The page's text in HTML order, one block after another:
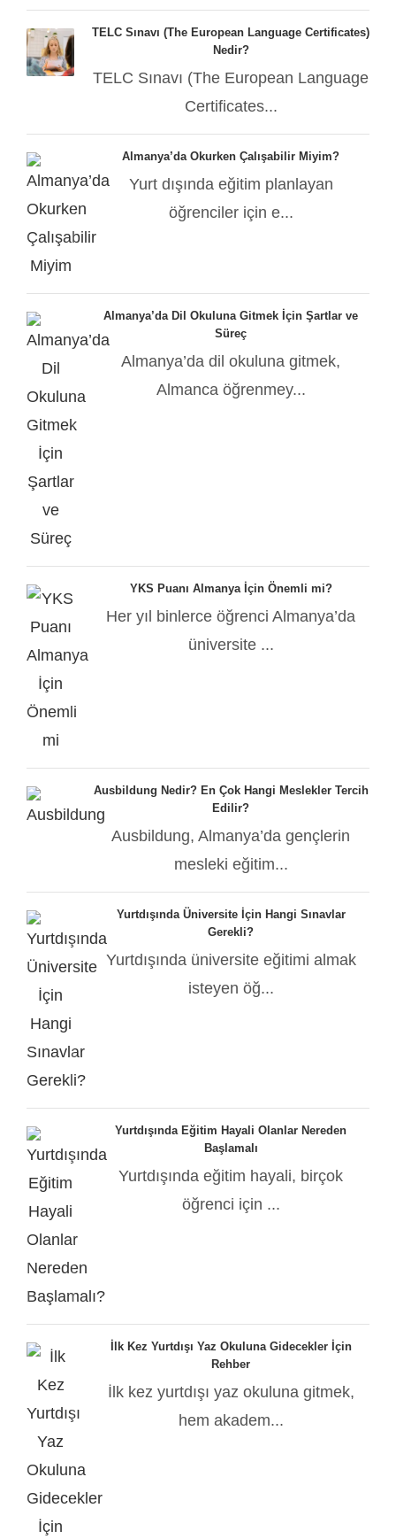
TELC Sınavı (The European Language Certificates)
Nedir?
TELC Sınavı (The European Language
Certificates...
Almanya’da Okurken Çalışabilir Miyim?
Yurt dışında eğitim planlayan
öğrenciler için e...
Almanya’da Dil Okuluna Gitmek İçin Şartlar ve
Süreç
Almanya’da dil okuluna gitmek,
Almanca öğrenmey...
YKS Puanı Almanya İçin Önemli mi?
Her yıl binlerce öğrenci Almanya’da
üniversite ...
Ausbildung Nedir? En Çok Hangi Meslekler Tercih
Edilir?
Ausbildung, Almanya’da gençlerin
mesleki eğitim...
Yurtdışında Üniversite İçin Hangi Sınavlar
Gerekli?
Yurtdışında üniversite eğitimi almak
isteyen öğ...
Yurtdışında Eğitim Hayali Olanlar Nereden
Başlamalı
Yurtdışında eğitim hayali, birçok
öğrenci için ...
İlk Kez Yurtdışı Yaz Okuluna Gidecekler İçin
Rehber
İlk kez yurtdışı yaz okuluna gitmek,
hem akadem...